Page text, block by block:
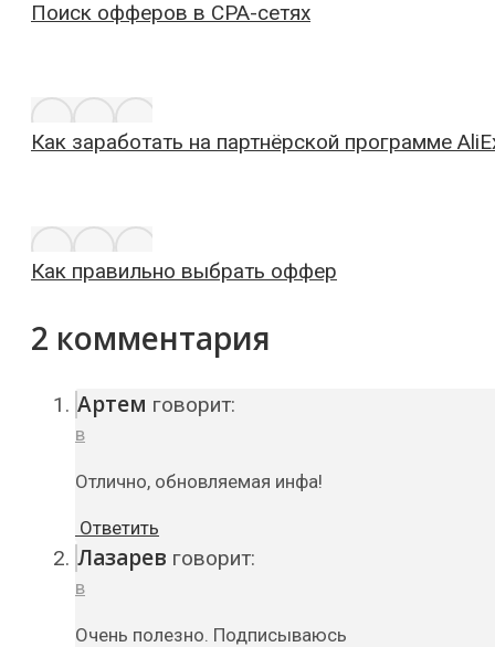
Поиск офферов в CPA-сетях
Как заработать на партнёрской программе
Как правильно выбрать оффер
2 комментария
Артем говорит:
в
Отлично, обновляемая инфа!
Ответить
Лазарев говорит:
в
Очень полезно. Подписываюсь